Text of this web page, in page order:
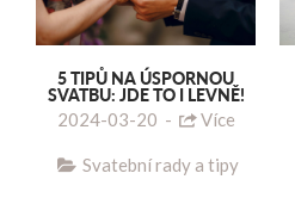
5 TIPŮ NA ÚSPORNOU
SVATBU: JDE TO I LEVNĚ!
2024-03-20 - Více
Svatební rady a tipy